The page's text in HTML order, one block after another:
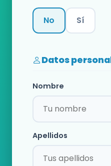
No Sí
Datos
Nombre
Apellidos